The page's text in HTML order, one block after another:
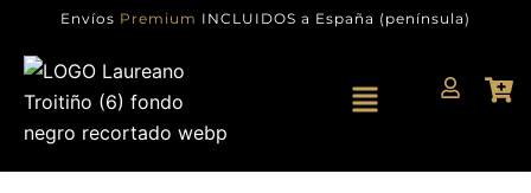
contenido
Envíos Premium INCLUIDOS a España (península)
Menú